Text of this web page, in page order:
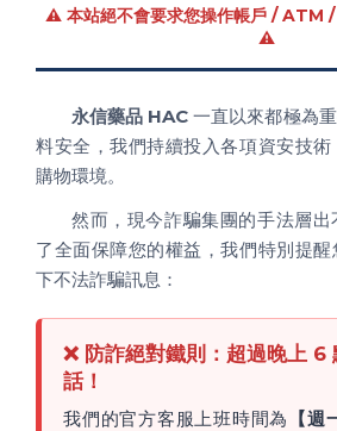
⚠️ 本站絕不會要求您操作帳戶 / ATM /
⚠️
永信藥品 HAC 一直以來都極為
料安全，我們持續投入各項資安技
購物環境。
然而，現今詐騙集團的手法層
了全面保障您的權益，我們特別提
下不法詐騙訊息：
❌ 防詐絕對鐵則：超過晚上 6
話！
我們的官方客服上班時間為
【